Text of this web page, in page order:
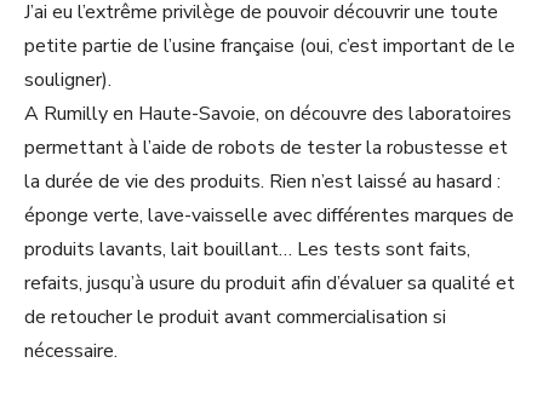
J’ai eu l’extrême privilège de pouvoir découvrir une toute
petite partie de l’usine française (oui, c’est important de le
souligner).
A Rumilly en Haute-Savoie, on découvre des laboratoires
permettant à l’aide de robots de tester la robustesse et
la durée de vie des produits. Rien n’est laissé au hasard :
éponge verte, lave-vaisselle avec différentes marques de
produits lavants, lait bouillant… Les tests sont faits,
refaits, jusqu’à usure du produit afin d’évaluer sa qualité et
de retoucher le produit avant commercialisation si
nécessaire.